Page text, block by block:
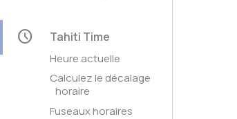
schedule Tahiti Time
Heure actuelle
Calculez le décalage
horaire
Fuseaux horaires